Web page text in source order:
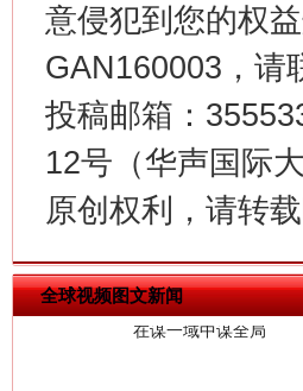
意侵犯到您的权
GAN160003，请
投稿邮箱：
12号（华声国际
原创权利，请转
全球视频图文新闻
在谋一域中谋全局